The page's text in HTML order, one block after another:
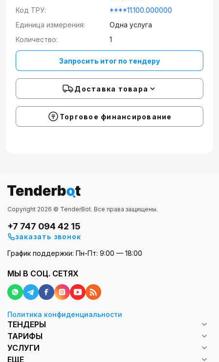
Код ТРУ:
****11.100.000000
Единица измерения:
Одна услуга
Количество:
1
Запросить итог по тендеру
Доставка товара
Торговое финансирование
Copyright 2026 © TenderBot. Все права защищены.
+7 747 094 42 15
заказать звонок
График поддержки: Пн-Пт: 9:00 — 18:00
МЫ В СОЦ. СЕТЯХ
Политика конфиденциальности
ТЕНДЕРЫ
ТАРИФЫ
УСЛУГИ
ЕЩЕ